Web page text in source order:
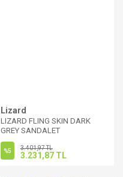
Lizard
LIZARD FLING SKIN DARK
GREY SANDALET
%5 3.401,97 TL
3.231,87 TL